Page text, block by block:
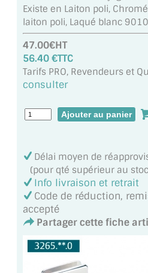
MIROIR DE SALLE DE BAIN
MIROIR PAROI DE DOUCHE
MIROIR POUR SALLE DE
MIROIR POUR SALLE DE
MIROIR ENCADRÉ
VERRE SUR MESURE
VERRE EXTRACLAIR
VERRE TREMPÉ (SÉCURIT)
PAROI DE DOUCHE
Existe en Laiton poli,
laiton poli, Laqué blanc
47.00€HT
56.40 €TTC
Tarifs PRO, Revendeurs et
consulter
Délai moyen de
(pour qté supérieur au
Info livraison et retrait
Code de réduction,
accepté
Partager cette fiche